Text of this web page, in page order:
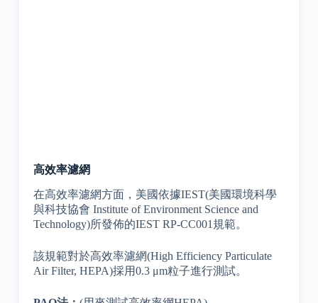
高效率濾網
在高效率濾網方面，美國依據IEST(美國環境科學
與科技協會 Institute of Environment Science and
Technology)所發佈的IEST RP-CC001規範。
該規範對於高效率濾網(High Efficiency Particulate
Air Filter, HEPA)採用0.3 μm粒子進行測試。